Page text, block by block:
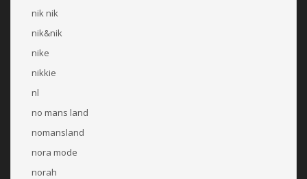
nik nik
nik&nik
nike
nikkie
nl
no mans land
nomansland
nora mode
norah